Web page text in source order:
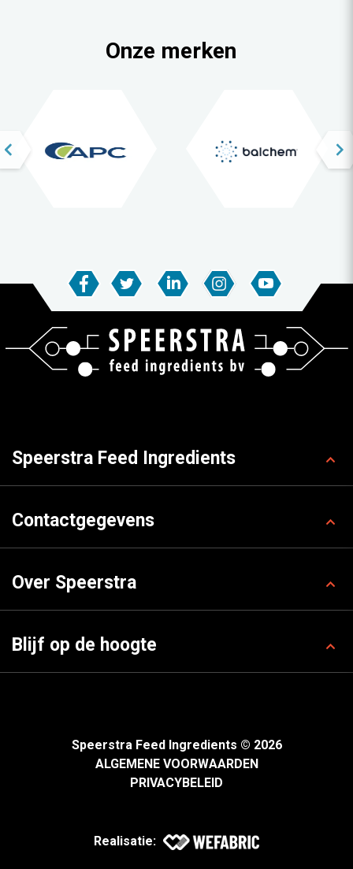
Onze merken
Speerstra Feed Ingredients
Contactgegevens
Over Speerstra
Blijf op de hoogte
Speerstra Feed Ingredients © 2026
ALGEMENE VOORWAARDEN
PRIVACYBELEID
Realisatie: